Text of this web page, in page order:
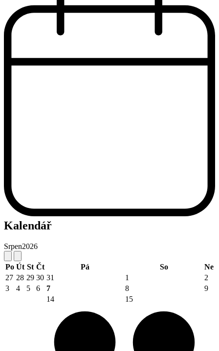
Kalendář
Srpen2026
Po Út St Čt Pá So
Ne
27 28 29 30 31 1
2
3
4 5 6 7 8 9
14 15